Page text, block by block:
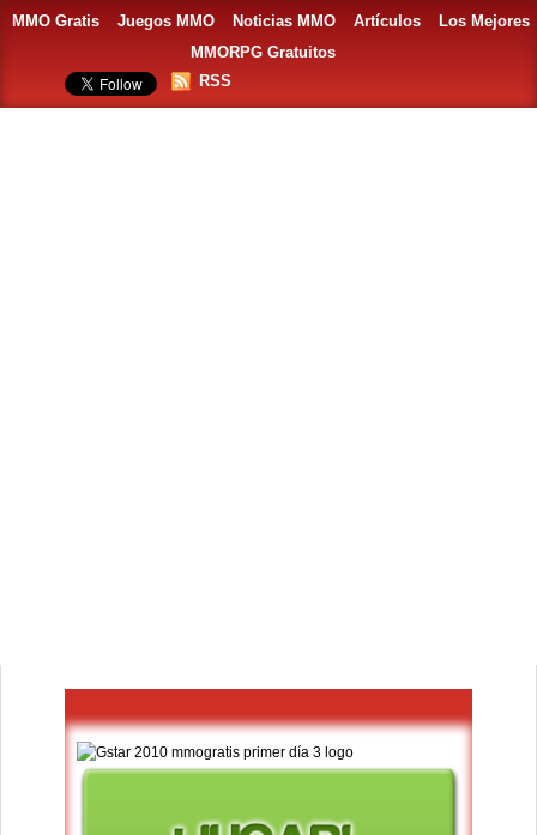
MMO Gratis Juegos MMO Noticias MMO Artículos
Los Mejores
MMORPG Gratuitos
RSS